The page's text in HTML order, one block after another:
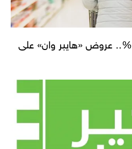
خصومات تصل لـ26%.. عروض «هايبر وان» على